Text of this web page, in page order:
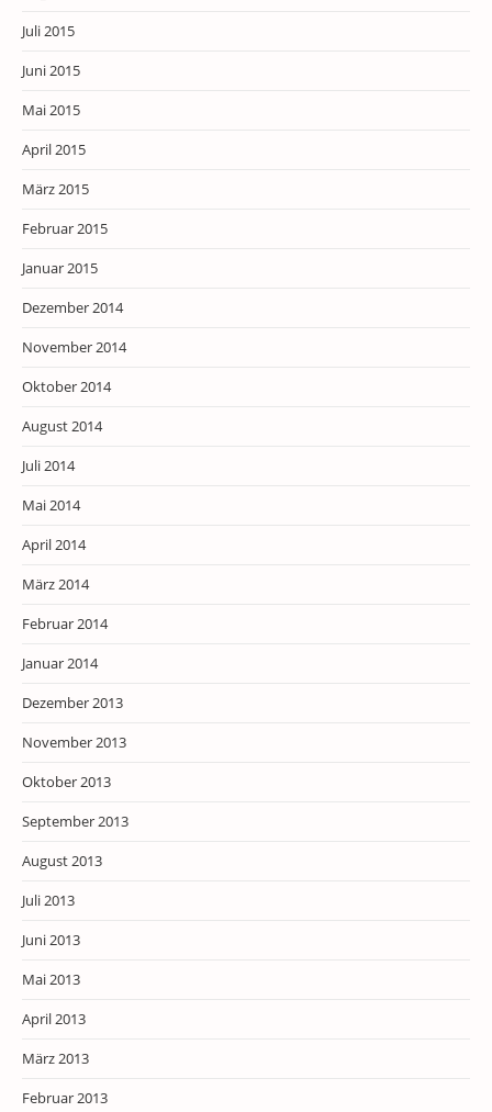
Juli 2015
Juni 2015
Mai 2015
April 2015
März 2015
Februar 2015
Januar 2015
Dezember 2014
November 2014
Oktober 2014
August 2014
Juli 2014
Mai 2014
April 2014
März 2014
Februar 2014
Januar 2014
Dezember 2013
November 2013
Oktober 2013
September 2013
August 2013
Juli 2013
Juni 2013
Mai 2013
April 2013
März 2013
Februar 2013